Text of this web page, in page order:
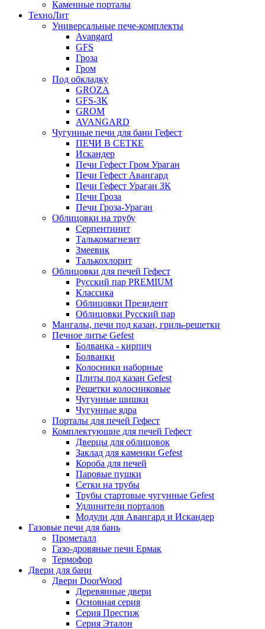
Каменные порталы
ТехноЛит
Универсальные пече-комплекты
Avangard
GFS
Гроза
Гром
Под обкладку
GROZA
GFS-ЗК
GROM
AVANGARD
Чугунные печи для бани Гефест
ПЕЧИ В СЕТКЕ
Искандер
Печи Гефест Гром Ураган
Печи Гефест Авангард
Печи Гефест Ураган ЗК
Печи Гроза
Печи Гроза-Ураган
Облицовки на трубу
Серпентинит
Талькомагнезит
Змеевик
Талькохлорит
Облицовки для печей Гефест
Русский пар PREMIUM
Классика
Облицовки Президент
Облицовки Русский пар
Мангалы, печи под казан, гриль-решетки
Печное литье Gefest
Болванка - кирпич
Болванки
Колосники наборные
Плиты под казан Gefest
Решетки колосниковые
Чугунные шишки
Чугунные ядра
Порталы для печей Гефест
Комплектующие для печей Гефест
Дверцы для облицовок
Заклад для каменки Gefest
Короба для печей
Паровые пушки
Сетки на трубы
Трубы стартовые чугунные Gefest
Удлинители порталов
Модули для Авангард и Искандер
Газовые печи для бань
Прометалл
Газо-дровяные печи Ермак
Термофор
Двери для бани
Двери DoorWood
Деревянные двери
Основная серия
Серия Престиж
Серия Эталон